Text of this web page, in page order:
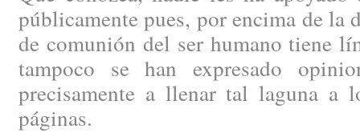
públicamente pues, por encima de la
de comunión del ser humano tiene
tampoco se han expresado
precisamente a llenar tal laguna a
páginas.